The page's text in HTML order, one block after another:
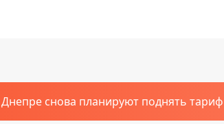
снова планируют поднять тариф